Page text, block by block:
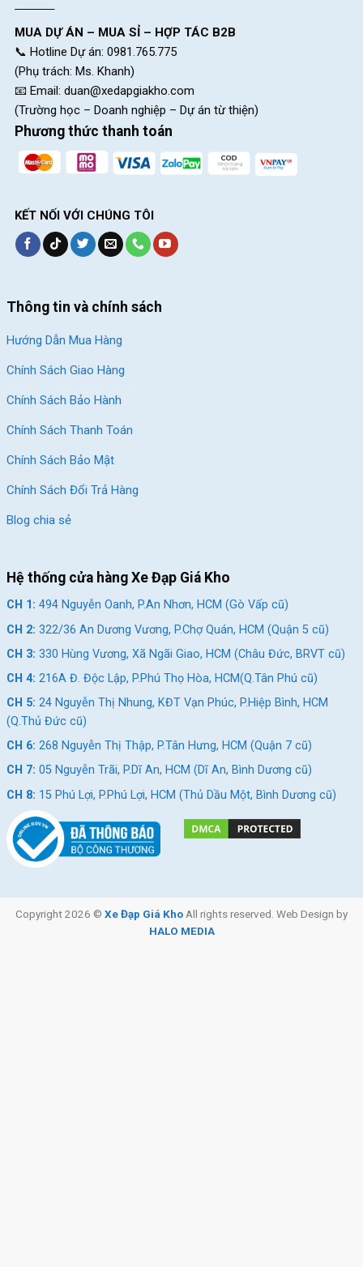
MUA DỰ ÁN – MUA SỈ – HỢP TÁC B2B
📞 Hotline Dự án: 0981.765.775
(Phụ trách: Ms. Khanh)
📧 Email: duan@xedapgiakho.com
(Trường học – Doanh nghiệp – Dự án từ thiện)
Phương thức thanh toán
KẾT NỐI VỚI CHÚNG TÔI
Thông tin và chính sách
Hướng Dẫn Mua Hàng
Chính Sách Giao Hàng
Chính Sách Bảo Hành
Chính Sách Thanh Toán
Chính Sách Bảo Mật
Chính Sách Đổi Trả Hàng
Blog chia sẻ
Hệ thống cửa hàng Xe Đạp Giá Kho
CH 1: 494 Nguyễn Oanh, P.An Nhơn, HCM (Gò Vấp cũ)
CH 2: 322/36 An Dương Vương, P.Chợ Quán, HCM (Quận 5 cũ)
CH 3: 330 Hùng Vương, Xã Ngãi Giao, HCM (Châu Đức, BRVT cũ)
CH 4: 216A Đ. Độc Lập, P.Phú Thọ Hòa, HCM(Q.Tân Phú cũ)
CH 5: 24 Nguyễn Thị Nhung, KĐT Vạn Phúc, P.Hiệp Bình, HCM
(Q.Thủ Đức cũ)
CH 6: 268 Nguyễn Thị Thập, P.Tân Hưng, HCM (Quận 7 cũ)
CH 7: 05 Nguyễn Trãi, P.Dĩ An, HCM (Dĩ An, Bình Dương cũ)
CH 8: 15 Phú Lợi, P.Phú Lợi, HCM (Thủ Dầu Một, Bình Dương cũ)
Copyright 2026 © Xe Đạp Giá Kho All rights reserved. Web Design by
HALO MEDIA